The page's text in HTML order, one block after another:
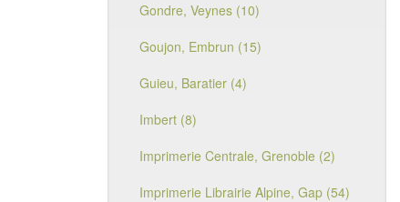
Gondre, Veynes (10)
Goujon, Embrun (15)
Guieu, Baratier (4)
Imbert (8)
Imprimerie Centrale, Grenoble (2)
Imprimerie Librairie Alpine, Gap (54)